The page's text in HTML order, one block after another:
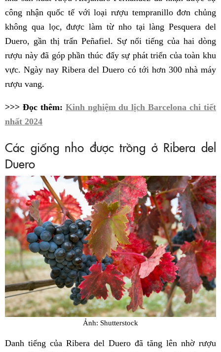
công nhận quốc tế với loại rượu tempranillo đơn chủng
không qua lọc, được làm từ nho tại làng Pesquera del
Duero, gần thị trấn Peñafiel. Sự nổi tiếng của hai dòng
rượu này đã góp phần thúc đẩy sự phát triển của toàn khu
vực. Ngày nay Ribera del Duero có tới hơn 300 nhà máy
rượu vang.
>>> Đọc thêm: Kinh nghiệm du lịch Barcelona chi tiết
nhất 2024
Các giống nho được trồng ở Ribera del
Duero
Ảnh: Shutterstock
Danh tiếng của Ribera del Duero đã tăng lên nhờ rượu